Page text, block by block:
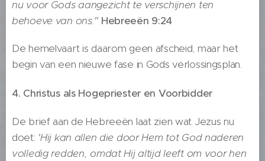
nu voor Gods aangezicht te verschijnen ten
behoeve van ons." Hebreeën 9:24
De hemelvaart is daarom geen afscheid, maar het
begin van een nieuwe fase in Gods verlossingsplan.
4. Christus als Hogepriester en Voorbidder
De brief aan de Hebreeën laat zien wat Jezus nu
doet: 'Hij kan allen die door Hem tot God naderen
volledig redden, omdat Hij altijd leeft om voor hen